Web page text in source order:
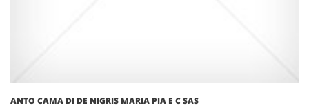
ANTO CAMA DI DE NIGRIS MARIA PIA E C SAS